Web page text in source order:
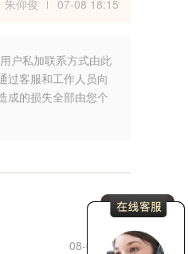
朱仰俊
07-08 18:15
户私加联系方式由此
过客服和工作人员向
成的损失全部由您个
更多
08-06 21:18